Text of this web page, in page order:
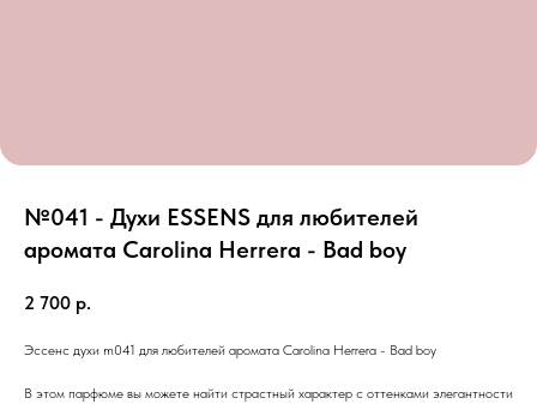
№041 - Духи ESSENS для любителей
аромата Carolina Herrera - Bad boy
2 700 р.
Эссенс духи m041 для любителей аромата Carolina Herrera - Bad boy
В этом парфюме вы можете найти страстный характер с оттенками элегантности